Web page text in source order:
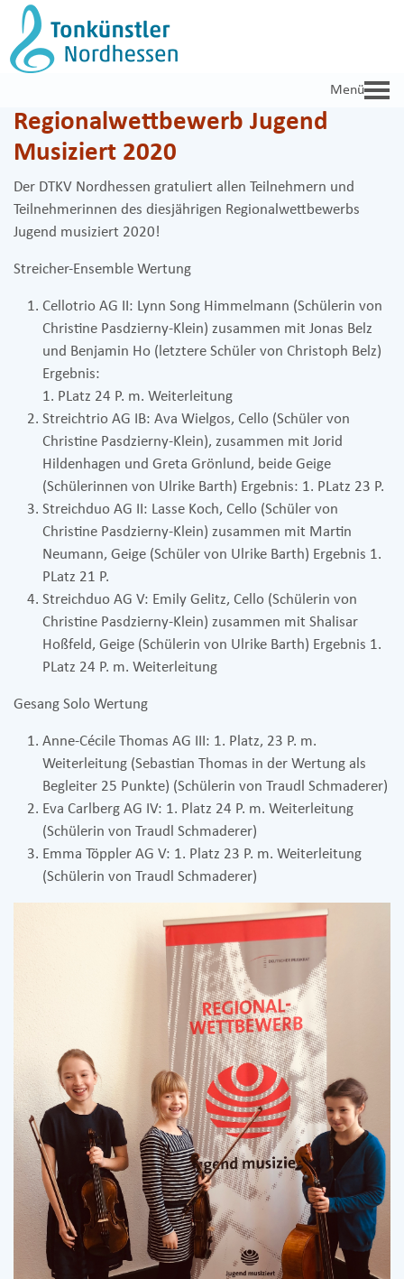
Zum
Inhalt
springen
Regionalwettbewerb Jugend
Musiziert 2020
Der DTKV Nordhessen gratuliert allen Teilnehmern und
Teilnehmerinnen des diesjährigen Regionalwettbewerbs
Jugend musiziert 2020!
Streicher-Ensemble Wertung
Cellotrio AG II: Lynn Song Himmelmann (Schülerin von
Christine Pasdzierny-Klein) zusammen mit Jonas Belz
und Benjamin Ho (letztere Schüler von Christoph Belz)
Ergebnis:
1. PLatz 24 P. m. Weiterleitung
Streichtrio AG IB: Ava Wielgos, Cello (Schüler von
Christine Pasdzierny-Klein), zusammen mit Jorid
Hildenhagen und Greta Grönlund, beide Geige
(Schülerinnen von Ulrike Barth) Ergebnis: 1. PLatz 23 P.
Streichduo AG II: Lasse Koch, Cello (Schüler von
Christine Pasdzierny-Klein) zusammen mit Martin
Neumann, Geige (Schüler von Ulrike Barth) Ergebnis 1.
PLatz 21 P.
Streichduo AG V: Emily Gelitz, Cello (Schülerin von
Christine Pasdzierny-Klein) zusammen mit Shalisar
Hoßfeld, Geige (Schülerin von Ulrike Barth) Ergebnis 1.
PLatz 24 P. m. Weiterleitung
Gesang Solo Wertung
Anne-Cécile Thomas AG III: 1. Platz, 23 P. m.
Weiterleitung (Sebastian Thomas in der Wertung als
Begleiter 25 Punkte) (Schülerin von Traudl Schmaderer)
Eva Carlberg AG IV: 1. Platz 24 P. m. Weiterleitung
(Schülerin von Traudl Schmaderer)
Emma Töppler AG V: 1. Platz 23 P. m. Weiterleitung
(Schülerin von Traudl Schmaderer)